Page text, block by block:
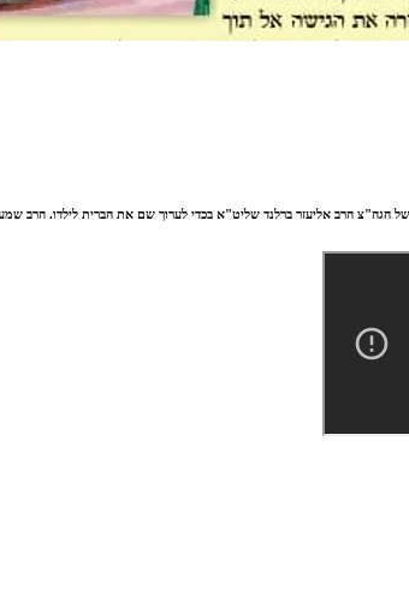
הגה"צ הרב אליעזר ברלנד שליט"א בכדי לערוך שם את הברית לילדו. הרב